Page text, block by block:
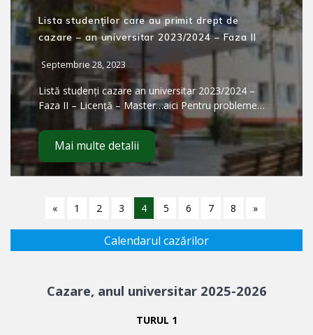
Lista studenților care au primit drept de
cazare – an universitar 2023/2024 – Faza II
Septembrie 28, 2023
Listă studenți cazare an universitar 2023/2024 –
Faza II – Licență – Master…aici Pentru probleme…
Mai multe detalii
« 1 2 3 4 5 6 7 8 »
Calendarul cazărilor
Cazare, anul universitar 2025-2026
TURUL 1